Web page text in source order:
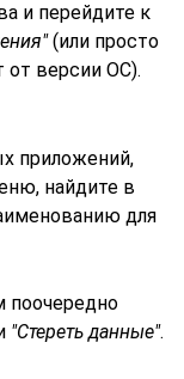
и перейдите к
(или просто
от версии ОС).
приложений,
найдите в
для
поочередно
"Стереть данные".